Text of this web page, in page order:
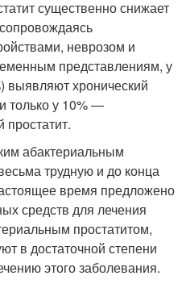
существенно снижает
неврозом и
представлениям, у
выявляют хронический
только у 10% —
простатит.
абактериальным
трудную и до конца
время предложено
средств для лечения
простатитом,
в достаточной степени
этого заболевания.